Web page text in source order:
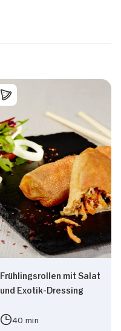
Frühlingsrollen mit Salat
und Exotik-Dressing
40 min